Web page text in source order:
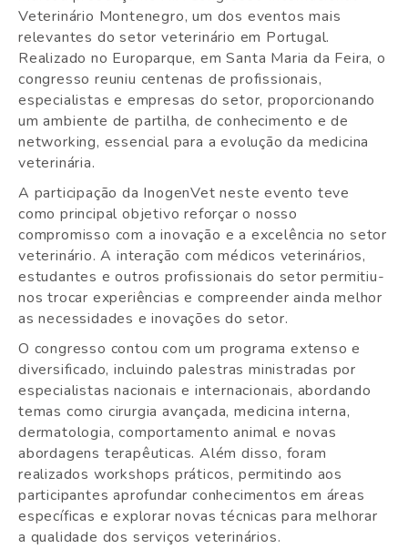
Veterinário Montenegro, um dos eventos mais
relevantes do setor veterinário em Portugal.
Realizado no Europarque, em Santa Maria da Feira, o
congresso reuniu centenas de profissionais,
especialistas e empresas do setor, proporcionando
um ambiente de partilha, de conhecimento e de
networking, essencial para a evolução da medicina
veterinária.
A participação da InogenVet neste evento teve
como principal objetivo reforçar o nosso
compromisso com a inovação e a excelência no setor
veterinário. A interação com médicos veterinários,
estudantes e outros profissionais do setor permitiu-
nos trocar experiências e compreender ainda melhor
as necessidades e inovações do setor.
O congresso contou com um programa extenso e
diversificado, incluindo palestras ministradas por
especialistas nacionais e internacionais, abordando
temas como cirurgia avançada, medicina interna,
dermatologia, comportamento animal e novas
abordagens terapêuticas. Além disso, foram
realizados workshops práticos, permitindo aos
participantes aprofundar conhecimentos em áreas
específicas e explorar novas técnicas para melhorar
a qualidade dos serviços veterinários.